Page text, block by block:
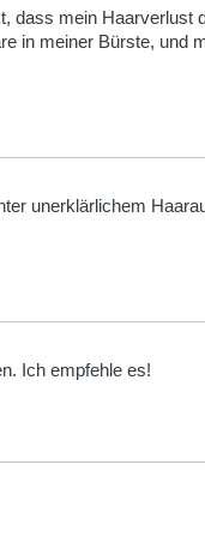
dass mein Haarverlust
in meiner Bürste, und
unerklärlichem
Ich empfehle es!